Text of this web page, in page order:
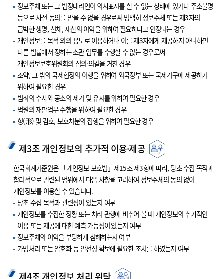
정보주체 또는 그 법정대리인이 의사표시를 할 수 없는 상태에 있거나 주소불명
등으로 사전 동의를 받을 수 없을 경우로써 명백히 정보주체 또는 제3자의
급박한 생명, 신체, 재산의 이익을 위하여 필요하다고 인정되는 경우
개인정보를 목적 외의 용도로 이용하거나 이를 제3자에게 제공하지 아니하면
다른 법률에서 정하는 소관 업무를 수행할 수 없는 경우로써
개인정보보호위원회의 심의·의결을 거친 경우
조약, 그 밖의 국제협정의 이행을 위하여 외국정부 또는 국제기구에 제공하기
위하여 필요한 경우
범죄의 수사와 공소의 제기 및 유지를 위하여 필요한 경우
법원의 재판업무 수행을 위하여 필요한 경우
형(形) 및 감호, 보호처분의 집행을 위하여 필요한 경우
제3조 개인정보의 추가적 이용·제공
한국회계기준원은 「개인정보 보호법」제15조 제3항에 따라, 당초 수집 목적과
합리적으로 관련된 범위에서 다음 사항을 고려하여 정보주체의 동의 없이
개인정보를 이용할 수 있습니다.
당초 수집 목적과 관련성이 있는지 여부
개인정보를 수집한 정황 또는 처리 관행에 비추어 볼 때 개인정보의 추가적인
이용 또는 제공에 대한 예측 가능성이 있는지 여부
정보주체의 이익을 부당하게 침해하는지 여부
가명처리 또는 암호화 등 안전성 확보에 필요한 조치를 하였는지 여부